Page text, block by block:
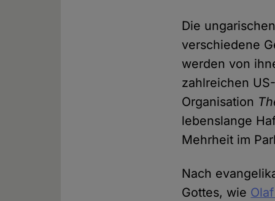
Die
verschiedene
werden von
zahlreichen
Organisation
lebenslange
Mehrheit im
Nach
Gottes, wie